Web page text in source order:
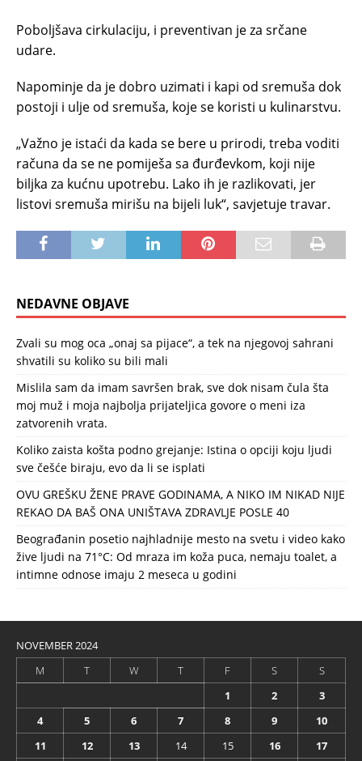
Poboljšava cirkulaciju, i preventivan je za srčane
udare.
Napominje da je dobro uzimati i kapi od sremuša dok
postoji i ulje od sremuša, koje se koristi u kulinarstvu.
„Važno je istaći da kada se bere u prirodi, treba voditi
računa da se ne pomiješa sa đurđevkom, koji nije
biljka za kućnu upotrebu. Lako ih je razlikovati, jer
listovi sremuša mirišu na bijeli luk“, savjetuje travar.
NEDAVNE OBJAVE
Zvali su mog oca „onaj sa pijace“, a tek na njegovoj sahrani
shvatili su koliko su bili mali
Mislila sam da imam savršen brak, sve dok nisam čula šta
moj muž i moja najbolja prijateljica govore o meni iza
zatvorenih vrata.
Koliko zaista košta podno grejanje: Istina o opciji koju ljudi
sve češće biraju, evo da li se isplati
OVU GREŠKU ŽENE PRAVE GODINAMA, A NIKO IM NIKAD NIJE
REKAO DA BAŠ ONA UNIŠTAVA ZDRAVLJE POSLE 40
Beograđanin posetio najhladnije mesto na svetu i video kako
žive ljudi na 71°C: Od mraza im koža puca, nemaju toalet, a
intimne odnose imaju 2 meseca u godini
NOVEMBER 2024
M
T W T F S
S
1
2
3
4
5 6 7 8 9
10
11
12 13 14 15 16 17